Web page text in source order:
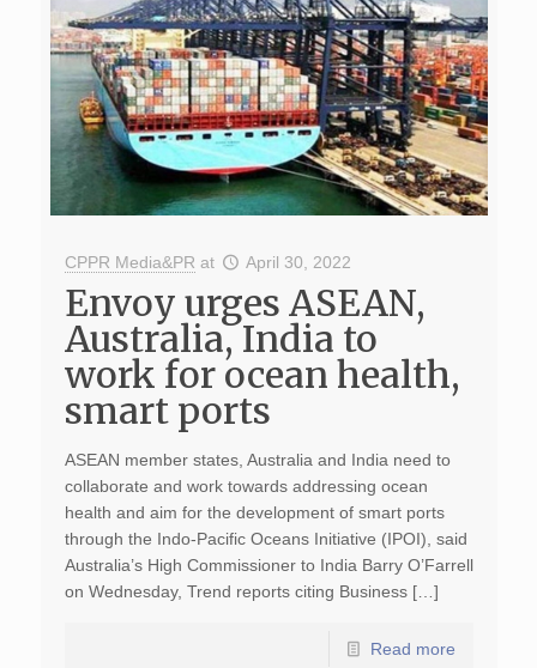
CPPR Media&PR at April 30, 2022
Envoy urges ASEAN,
Australia, India to
work for ocean health,
smart ports
ASEAN member states, Australia and India need to
collaborate and work towards addressing ocean
health and aim for the development of smart ports
through the Indo-Pacific Oceans Initiative (IPOI), said
Australia’s High Commissioner to India Barry O’Farrell
on Wednesday, Trend reports citing Business […]
Read more